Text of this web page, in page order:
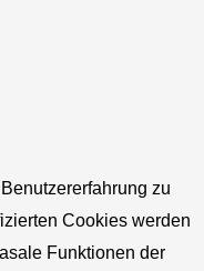
zu
Cookies werden
Funktionen der